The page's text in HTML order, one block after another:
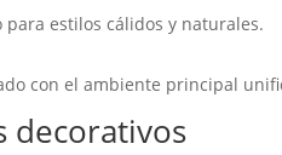
estilos cálidos y naturales.
con el ambiente principal
decorativos